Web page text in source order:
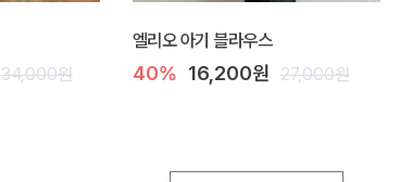
34,000원
엘리오 아기 블라우스
40% 16,200원 27,000원